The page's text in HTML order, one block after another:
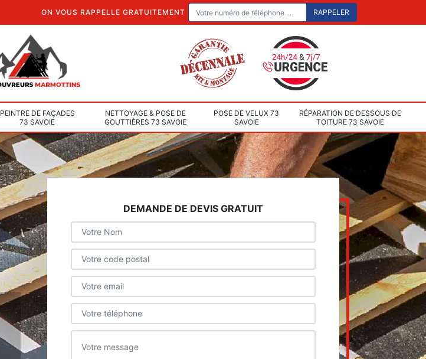
ON VOUS RAPPELLE GRATUITEMENT
PEINTRE DE FAÇADES
73 SAVOIE
NETTOYAGE & POSE DE
GOUTTIÈRES 73 SAVOIE
POSE DE VELUX 73
SAVOIE
RÉPARATION DE DESSOUS DE
TOITURE 73 SAVOIE
DEMANDE DE DEVIS GRATUIT